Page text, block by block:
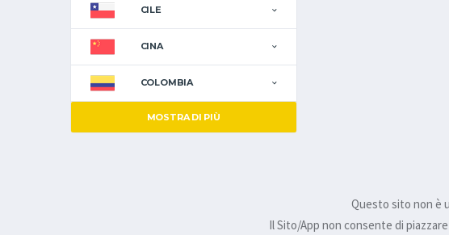
CILE
CINA
COLOMBIA
MOSTRA DI PIÙ
Questo sito non è
Il Sito/App non consente di